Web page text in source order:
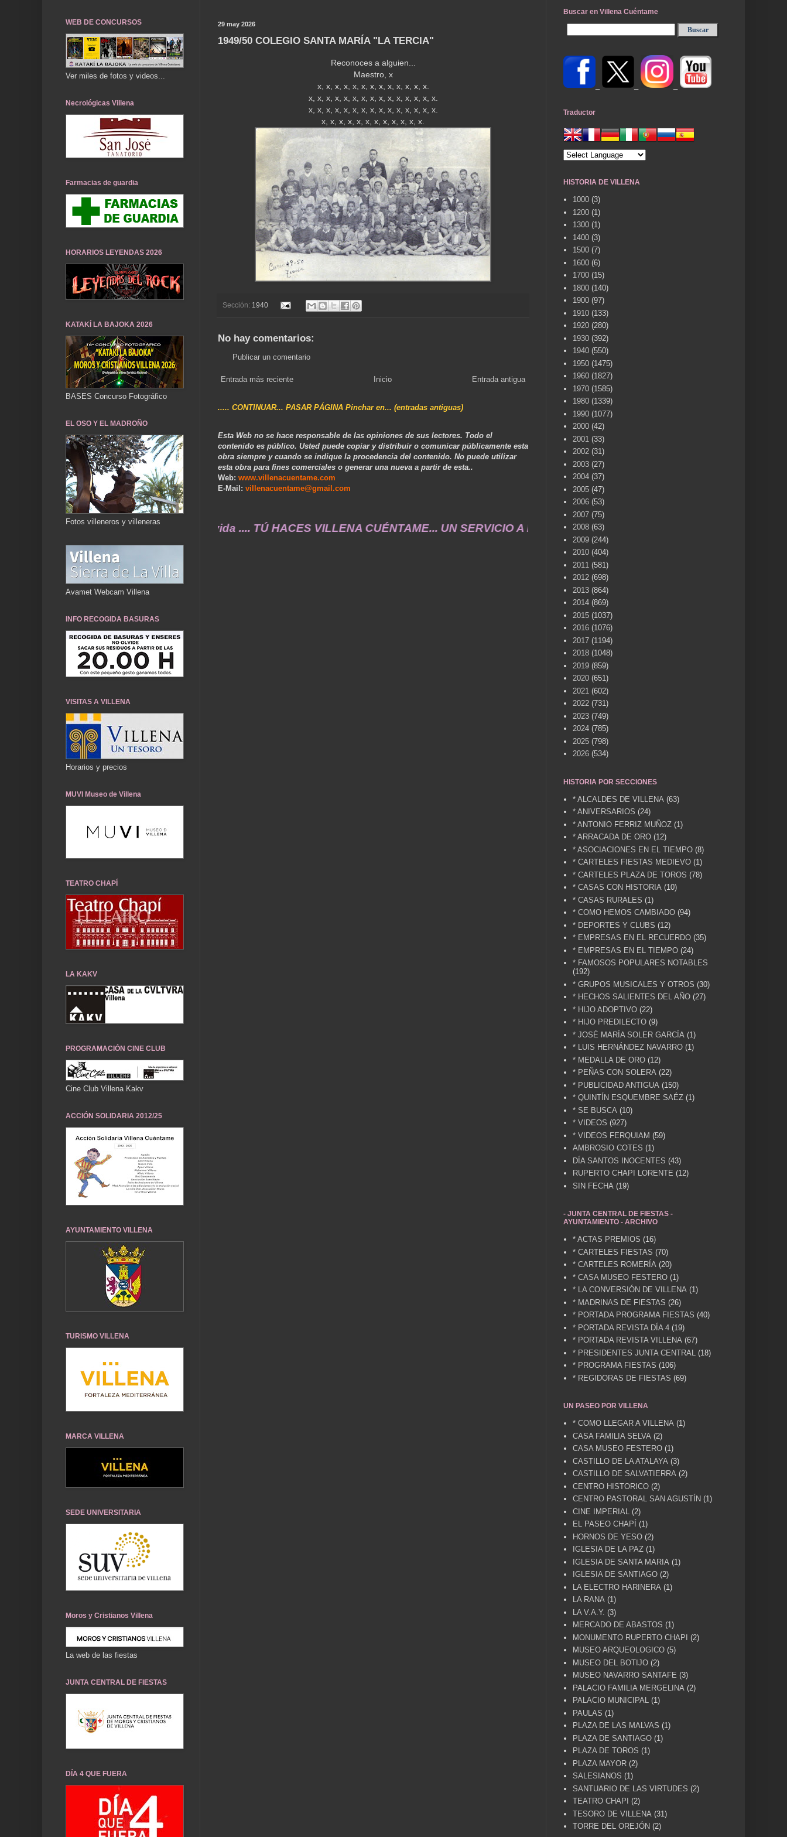
29 may 2026
1949/50 COLEGIO SANTA MARÍA "LA TERCIA"
Reconoces a alguien...
Maestro, x
x, x, x, x, x, x, x, x, x, x, x, x, x.
x, x, x, x, x, x, x, x, x, x, x, x, x, x, x.
x, x, x, x, x, x, x, x, x, x, x, x, x, x, x.
x, x, x, x, x, x, x, x, x, x, x, x.
Sección: 1940
No hay comentarios:
Publicar un comentario
Entrada más reciente Entrada antigua
Inicio
..... CONTINUAR... PASAR PÁGINA Pinchar en... (entradas antiguas)
Esta Web no se hace responsable de las opiniones de sus lectores. Todo el
contenido es público. Usted puede copiar y distribuir o comunicar públicamente esta
obra siempre y cuando se indique la procedencia del contenido. No puede utilizar
esta obra para fines comerciales o generar una nueva a partir de esta..
Web: www.villenacuentame.com
E-Mail: villenacuentame@gmail.com
de ayer durarán toda una vida .... TÚ HACES VILLENA CUÉNTAME... UN SERVICIO A LA MEMORIA HISTÓRICA DE NUESTRA CIUDAD...
WEB DE CONCURSOS
Ver miles de fotos y videos...
Necrológicas Villena
Farmacias de guardia
HORARIOS LEYENDAS 2026
KATAKÍ LA BAJOKA 2026
BASES Concurso Fotográfico
EL OSO Y EL MADROÑO
Fotos villeneros y villeneras
Avamet Webcam Villena
INFO RECOGIDA BASURAS
VISITAS A VILLENA
Horarios y precios
MUVI Museo de Villena
TEATRO CHAPÍ
LA KAKV
PROGRAMACIÓN CINE CLUB
Cine Club Villena Kakv
ACCIÓN SOLIDARIA 2012/25
AYUNTAMIENTO VILLENA
TURISMO VILLENA
MARCA VILLENA
SEDE UNIVERSITARIA
Moros y Cristianos Villena
La web de las fiestas
JUNTA CENTRAL DE FIESTAS
DÍA 4 QUE FUERA
Buscar en Villena Cuéntame
Traductor
HISTORIA DE VILLENA
1000 (3)
1200 (1)
1300 (1)
1400 (3)
1500 (7)
1600 (6)
1700 (15)
1800 (140)
1900 (97)
1910 (133)
1920 (280)
1930 (392)
1940 (550)
1950 (1475)
1960 (1827)
1970 (1585)
1980 (1339)
1990 (1077)
2000 (42)
2001 (33)
2002 (31)
2003 (27)
2004 (37)
2005 (47)
2006 (53)
2007 (75)
2008 (63)
2009 (244)
2010 (404)
2011 (581)
2012 (698)
2013 (864)
2014 (869)
2015 (1037)
2016 (1076)
2017 (1194)
2018 (1048)
2019 (859)
2020 (651)
2021 (602)
2022 (731)
2023 (749)
2024 (785)
2025 (798)
2026 (534)
HISTORIA POR SECCIONES
* ALCALDES DE VILLENA (63)
* ANIVERSARIOS (24)
* ANTONIO FERRIZ MUÑOZ (1)
* ARRACADA DE ORO (12)
* ASOCIACIONES EN EL TIEMPO (8)
* CARTELES FIESTAS MEDIEVO (1)
* CARTELES PLAZA DE TOROS (78)
* CASAS CON HISTORIA (10)
* CASAS RURALES (1)
* COMO HEMOS CAMBIADO (94)
* DEPORTES Y CLUBS (12)
* EMPRESAS EN EL RECUERDO (35)
* EMPRESAS EN EL TIEMPO (24)
* FAMOSOS POPULARES NOTABLES
(192)
* GRUPOS MUSICALES Y OTROS (30)
* HECHOS SALIENTES DEL AÑO (27)
* HIJO ADOPTIVO (22)
* HIJO PREDILECTO (9)
* JOSÉ MARÍA SOLER GARCÍA (1)
* LUIS HERNÁNDEZ NAVARRO (1)
* MEDALLA DE ORO (12)
* PEÑAS CON SOLERA (22)
* PUBLICIDAD ANTIGUA (150)
* QUINTÍN ESQUEMBRE SAÉZ (1)
* SE BUSCA (10)
* VIDEOS (927)
* VIDEOS FERQUIAM (59)
AMBROSIO COTES (1)
DÍA SANTOS INOCENTES (43)
RUPERTO CHAPI LORENTE (12)
SIN FECHA (19)
- JUNTA CENTRAL DE FIESTAS -
AYUNTAMIENTO - ARCHIVO
* ACTAS PREMIOS (16)
* CARTELES FIESTAS (70)
* CARTELES ROMERÍA (20)
* CASA MUSEO FESTERO (1)
* LA CONVERSIÓN DE VILLENA (1)
* MADRINAS DE FIESTAS (26)
* PORTADA PROGRAMA FIESTAS (40)
* PORTADA REVISTA DÍA 4 (19)
* PORTADA REVISTA VILLENA (67)
* PRESIDENTES JUNTA CENTRAL
(18)
* PROGRAMA FIESTAS (106)
* REGIDORAS DE FIESTAS (69)
UN PASEO POR VILLENA
* COMO LLEGAR A VILLENA (1)
CASA FAMILIA SELVA (2)
CASA MUSEO FESTERO (1)
CASTILLO DE LA ATALAYA (3)
CASTILLO DE SALVATIERRA (2)
CENTRO HISTORICO (2)
CENTRO PASTORAL SAN AGUSTÍN (1)
CINE IMPERIAL
(2)
EL PASEO CHAPÍ
(1)
HORNOS DE YESO (2)
IGLESIA DE LA PAZ (1)
IGLESIA DE SANTA MARIA (1)
IGLESIA DE SANTIAGO (2)
LA ELECTRO HARINERA (1)
LA RANA (1)
LA V.A.Y. (3)
MERCADO DE ABASTOS (1)
MONUMENTO RUPERTO CHAPI
(2)
MUSEO ARQUEOLOGICO (5)
MUSEO DEL BOTIJO (2)
MUSEO NAVARRO SANTAFE (3)
PALACIO FAMILIA MERGELINA (2)
PALACIO MUNICIPAL (1)
PAULAS (1)
PLAZA DE LAS MALVAS (1)
PLAZA DE SANTIAGO (1)
PLAZA DE TOROS (1)
PLAZA MAYOR (2)
SALESIANOS (1)
SANTUARIO DE LAS VIRTUDES (2)
TEATRO CHAPI
(2)
TESORO DE VILLENA (31)
TORRE DEL OREJÓN (2)